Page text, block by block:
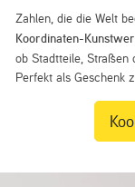
Zahlen, die die Welt
Koordinaten-
ob Stadtteile, Straßen
Perfekt als Geschenk